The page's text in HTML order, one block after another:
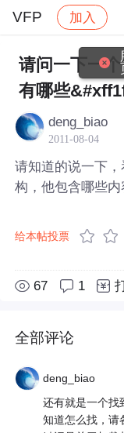
VFP 加入
社区 VFP
请问一下一
有哪些
deng_biao
2011-08-04
请知道的说一下
构，他包含哪些内
给本帖投票
67 1
全部评论
deng_biao
还有就是一个找
知道怎么找，请